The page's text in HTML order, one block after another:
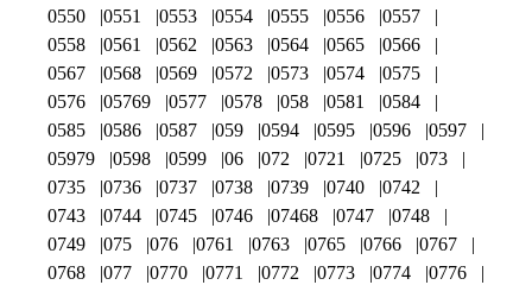
0550
0551 0553 0554 0555 0556
0557
0558
0561 0562 0563 0564 0565
0566
0567
0568 0569 0572 0573 0574
0575
0576
05769 0577 0578 058 0581
0584
0585
0586 0587 059 0594 0595 0596
0597
05979
0598 0599 06 072 0721 0725
073
0735
0736 0737 0738 0739 0740
0742
0743
0744 0745 0746 07468 0747
0748
0749
075 076 0761 0763 0765 0766
0767
0768
077 0770 0771 0772 0773 0774
0776